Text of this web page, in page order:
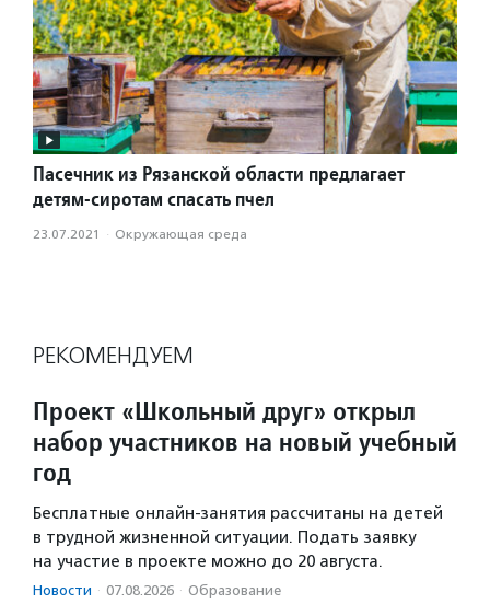
Пасечник из Рязанской области предлагает
детям-сиротам спасать пчел
23.07.2021 · Окружающая среда
РЕКОМЕНДУЕМ
Проект «Школьный друг» открыл
набор участников на новый учебный
год
Бесплатные онлайн-занятия рассчитаны на детей
в трудной жизненной ситуации. Подать заявку
на участие в проекте можно до 20 августа.
Новости · 07.08.2026 · Образование